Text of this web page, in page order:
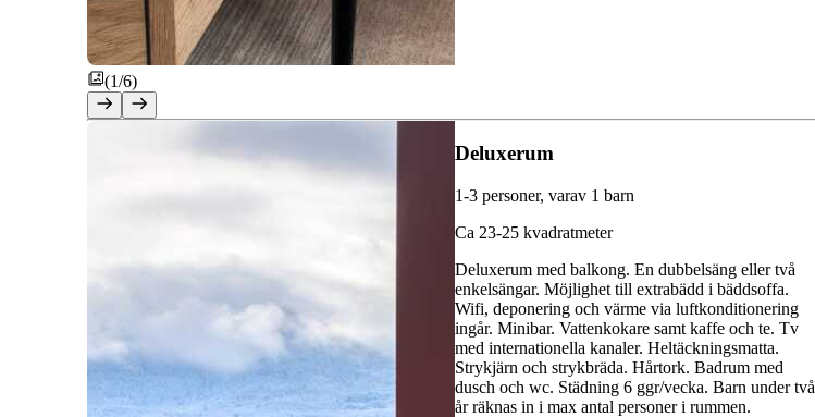
(1/6)
Deluxerum
1-3 personer, varav 1 barn
Ca 23-25 kvadratmeter
Deluxerum med balkong. En dubbelsäng eller två
enkelsängar. Möjlighet till extrabädd i bäddsoffa.
Wifi, deponering och värme via luftkonditionering
ingår. Minibar. Vattenkokare samt kaffe och te. Tv
med internationella kanaler. Heltäckningsmatta.
Strykjärn och strykbräda. Hårtork. Badrum med
dusch och wc. Städning 6 ggr/vecka. Barn under två
år räknas in i max antal personer i rummen.